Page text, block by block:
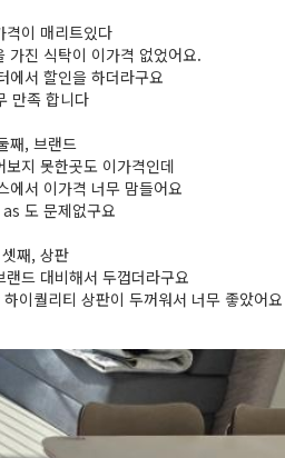
격이 매리트있다
가진 식탁이 이가격 없었어요.
에서 할인을 하더라구요
만족 합니다
째, 브랜드
지 못한곳도 이가격인데
에서 이가격 너무 맘들어요
도 문제없구요
셋째, 상판
드 대비해서 두껍더라구요
이퀄리티 상판이 두꺼워서 너무 좋았어